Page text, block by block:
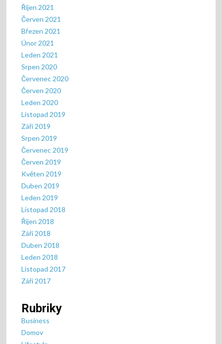
Říjen 2021
Červen 2021
Březen 2021
Únor 2021
Leden 2021
Srpen 2020
Červenec 2020
Červen 2020
Leden 2020
Listopad 2019
Září 2019
Srpen 2019
Červenec 2019
Červen 2019
Květen 2019
Duben 2019
Leden 2019
Listopad 2018
Říjen 2018
Září 2018
Duben 2018
Leden 2018
Listopad 2017
Září 2017
Rubriky
Business
Domov